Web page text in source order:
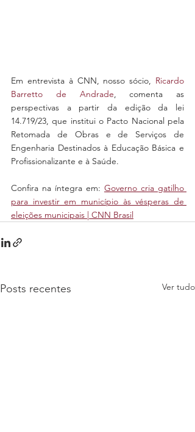
Em entrevista à CNN, nosso sócio, Ricardo
Barretto de Andrade, comenta as
perspectivas a partir da edição da lei
14.719/23, que institui o Pacto Nacional pela
Retomada de Obras e de Serviços de
Engenharia Destinados à Educação Básica e
Profissionalizante e à Saúde.
Confira na íntegra em: Governo cria gatilho
para investir em município às vésperas de
eleições municipais | CNN Brasil
Posts recentes Ver tudo